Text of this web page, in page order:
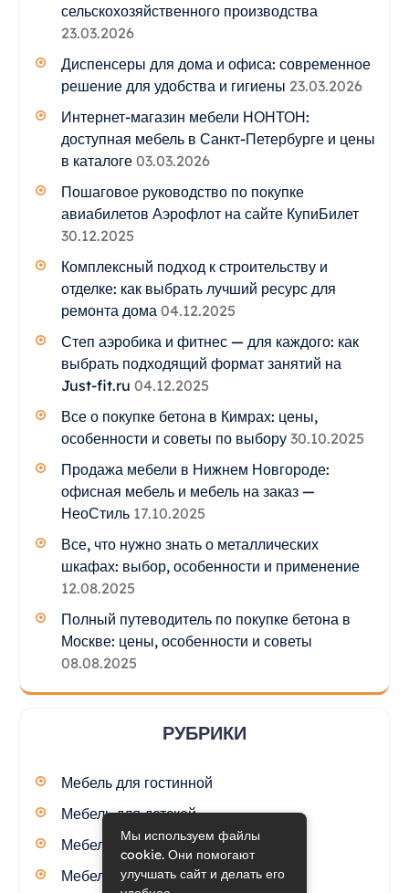
сельскохозяйственного производства
23.03.2026
Диспенсеры для дома и офиса: современное
решение для удобства и гигиены 23.03.2026
Интернет-магазин мебели НОНТОН:
доступная мебель в Санкт-Петербурге и цены
в каталоге 03.03.2026
Пошаговое руководство по покупке
авиабилетов Аэрофлот на сайте КупиБилет
30.12.2025
Комплексный подход к строительству и
отделке: как выбрать лучший ресурс для
ремонта дома 04.12.2025
Степ аэробика и фитнес — для каждого: как
выбрать подходящий формат занятий на
Just-fit.ru 04.12.2025
Все о покупке бетона в Кимрах: цены,
особенности и советы по выбору 30.10.2025
Продажа мебели в Нижнем Новгороде:
офисная мебель и мебель на заказ —
НеоСтиль 17.10.2025
Все, что нужно знать о металлических
шкафах: выбор, особенности и применение
12.08.2025
Полный путеводитель по покупке бетона в
Москве: цены, особенности и советы
08.08.2025
РУБРИКИ
Мебель для гостинной
Мебель для детской
Мебель для кухни
Мебель для спальни
Мы используем файлы
cookie. Они помогают
улучшать сайт и делать его